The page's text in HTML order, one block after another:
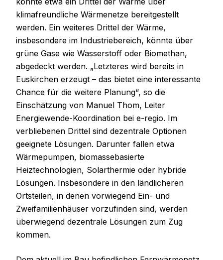
klimafreundliche Wärmenetze bereitgestellt
werden. Ein weiteres Drittel der Wärme,
insbesondere im Industriebereich, könnte über
grüne Gase wie Wasserstoff oder Biomethan,
abgedeckt werden. „Letzteres wird bereits in
Euskirchen erzeugt – das bietet eine interessante
Chance für die weitere Planung“, so die
Einschätzung von Manuel Thom, Leiter
Energiewende-Koordination bei e-regio. Im
verbliebenen Drittel sind dezentrale Optionen
geeignete Lösungen. Darunter fallen etwa
Wärmepumpen, biomassebasierte
Heiztechnologien, Solarthermie oder hybride
Lösungen. Insbesondere in den ländlicheren
Ortsteilen, in denen vorwiegend Ein- und
Zweifamilienhäuser vorzufinden sind, werden
überwiegend dezentrale Lösungen zum Zug
kommen.